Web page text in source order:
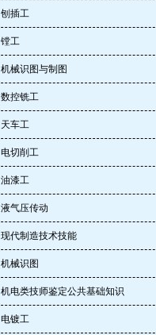
刨插工
镗工
机械识图与制图
数控铣工
天车工
电切削工
油漆工
液气压传动
现代制造技术技能
机械识图
机电类技师鉴定公共基础知识
电镀工